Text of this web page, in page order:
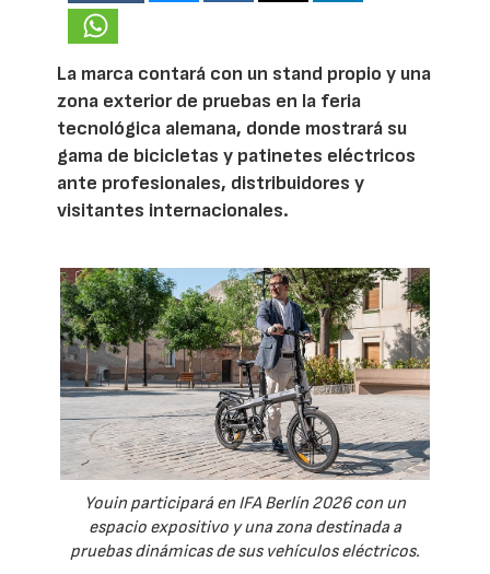
La marca contará con un stand propio y una
zona exterior de pruebas en la feria
tecnológica alemana, donde mostrará su
gama de bicicletas y patinetes eléctricos
ante profesionales, distribuidores y
visitantes internacionales.
Youin participará en IFA Berlín 2026 con un
espacio expositivo y una zona destinada a
pruebas dinámicas de sus vehículos eléctricos.